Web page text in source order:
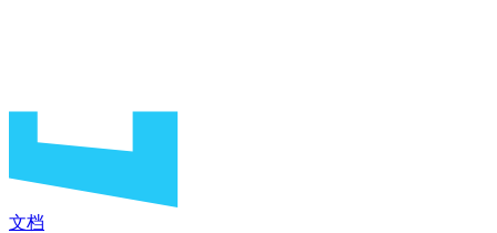
文档